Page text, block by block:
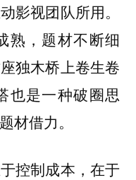
影视团队所用。
熟，题材不断细
独木桥上卷生卷
也是一种破圈思
材借力。
控制成本，在于